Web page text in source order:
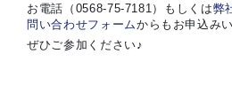
お電話（0568-75-7181）もしくは弊
問い合わせフォームからもお申込み
ぜひご参加ください♪